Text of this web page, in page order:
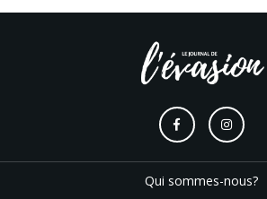
Qui sommes-nous?